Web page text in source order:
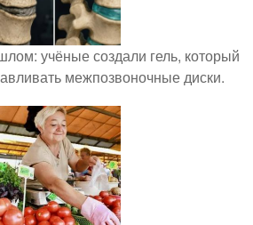
учёные создали гель, который
межпозвоночные диски.